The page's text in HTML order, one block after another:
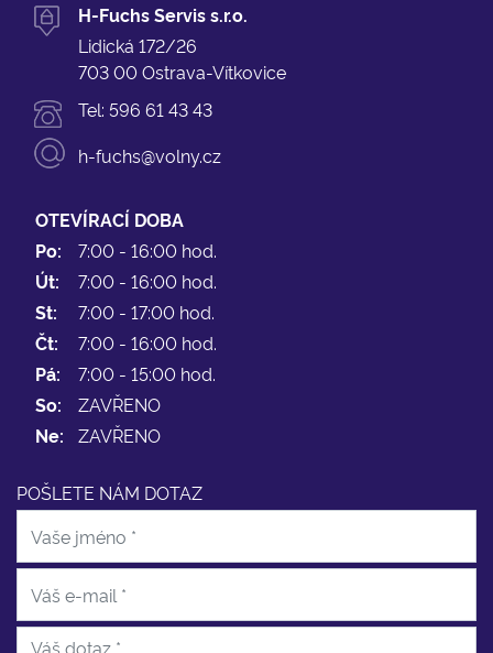
H-Fuchs Servis s.r.o.
Lidická 172/26
703 00 Ostrava-Vítkovice
Tel: 596 61 43 43
h-fuchs@volny.cz
OTEVÍRACÍ DOBA
Po:
7:00 - 16:00 hod.
Út:
7:00 - 16:00 hod.
St:
7:00 - 17:00 hod.
Čt:
7:00 - 16:00 hod.
Pá:
7:00 - 15:00 hod.
So:
ZAVŘENO
Ne:
ZAVŘENO
POŠLETE NÁM DOTAZ